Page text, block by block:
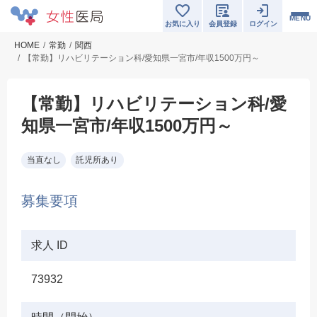
MENU
お気に入り 会員登録 ログイン
HOME 常勤
関西
【常勤】リハビリテーション科/愛知県一宮市/年収1500万円～
【常勤】リハビリテーション科/愛
知県一宮市/年収1500万円～
当直なし 託児所あり
募集要項
求人 ID
73932